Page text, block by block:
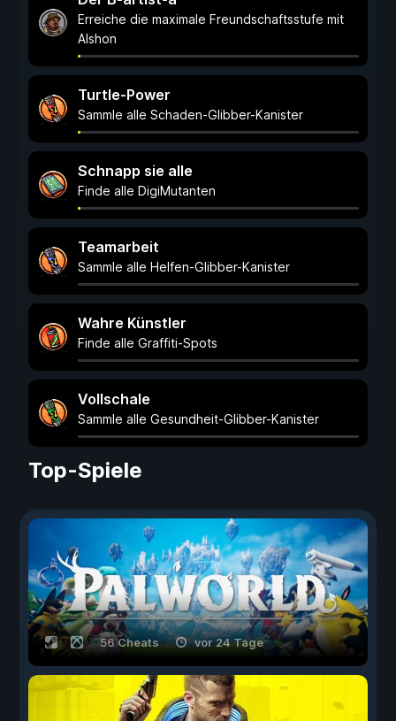
Erreiche die maximale Freundschaftsstufe mit
Alshon
Turtle-Power
Sammle alle Schaden-Glibber-Kanister
Schnapp sie alle
Finde alle DigiMutanten
Teamarbeit
Sammle alle Helfen-Glibber-Kanister
Wahre Künstler
Finde alle Graffiti-Spots
Vollschale
Sammle alle Gesundheit-Glibber-Kanister
Top-Spiele
56 Cheats vor 24 Tage